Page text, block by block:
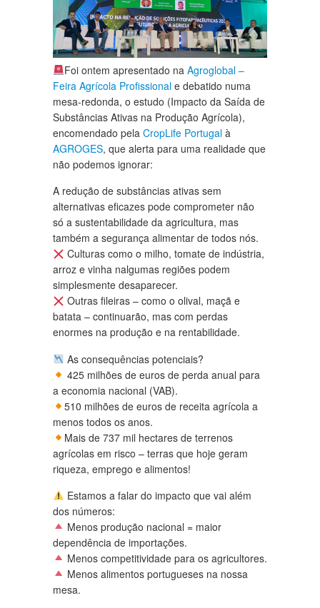
Foi ontem apresentado na Agroglobal –
Feira Agrícola Profissional e debatido numa
mesa-redonda, o estudo (Impacto da Saída de
Substâncias Ativas na Produção Agrícola),
encomendado pela CropLife Portugal à
AGROGES, que alerta para uma realidade que
não podemos ignorar:
A redução de substâncias ativas sem
alternativas eficazes pode comprometer não
só a sustentabilidade da agricultura, mas
também a segurança alimentar de todos nós.
Culturas como o milho, tomate de indústria,
arroz e vinha nalgumas regiões podem
simplesmente desaparecer.
Outras fileiras – como o olival, maçã e
batata – continuarão, mas com perdas
enormes na produção e na rentabilidade.
As consequências potenciais?
425 milhões de euros de perda anual para
a economia nacional (VAB).
510 milhões de euros de receita agrícola a
menos todos os anos.
Mais de 737 mil hectares de terrenos
agrícolas em risco – terras que hoje geram
riqueza, emprego e alimentos!
Estamos a falar do impacto que vai além
dos números:
Menos produção nacional = maior
dependência de importações.
Menos competitividade para os agricultores.
Menos alimentos portugueses na nossa
mesa.